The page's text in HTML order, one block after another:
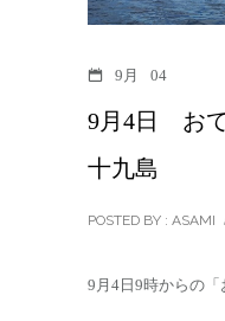
9月 04
9月4日 お
十九島
POSTED BY : ASAMI
9月4日9時からの「